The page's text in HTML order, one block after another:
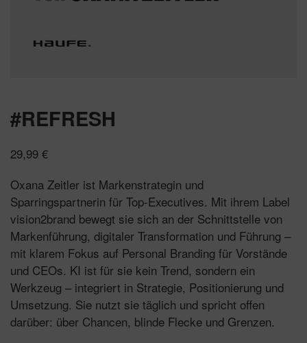
#REFRESH
29,99 €
Oxana Zeitler ist Markenstrategin und
Sparringspartnerin für Top-Executives. Mit ihrem Label
vision2brand bewegt sie sich an der Schnittstelle von
Markenführung, digitaler Transformation und Führung –
mit klarem Fokus auf Personal Branding für Vorstände
und CEOs. KI ist für sie kein Trend, sondern ein
Werkzeug – integriert in Strategie, Positionierung und
Umsetzung. Sie nutzt sie täglich und spricht offen
darüber: über Chancen, blinde Flecke und Grenzen.